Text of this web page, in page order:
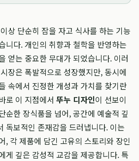
상 단순히 잠을 자고 식사를 하는 기능
니다. 개인의 취향과 철학을 반영하는
얻는 중요한 무대가 되었습니다. 이러
장은 폭발적으로 성장했지만, 동시에
속에서 진정한 개성과 가치를 찾기란
로 이 지점에서 뚜누 디자인이 선보이
순한 장식품을 넘어, 공간에 예술적 깊
독보적인 존재감을 드러냅니다. 이는
, 각 제품에 담긴 고유의 스토리와 장인
게 깊은 감성적 교감을 제공합니다. 특